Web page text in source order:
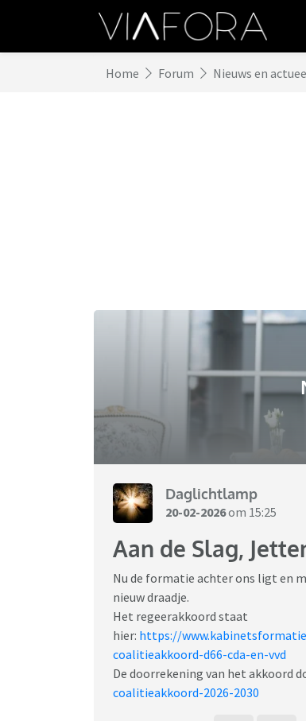
Home Forum Nieuws en
Daglichtlamp
20-02-2026om 15:25
Aan de Slag,
Nu de formatie achter ons ligt en
nieuw draadje.
Het regeerakkoord staat
hier: https://
coalitieakkoord-d66-cda-en-vvd
De doorrekening van het akkoord
coalitieakkoord-2026-2030